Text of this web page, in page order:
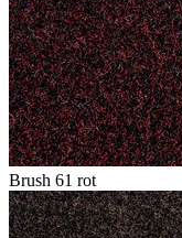
Brush 61 rot